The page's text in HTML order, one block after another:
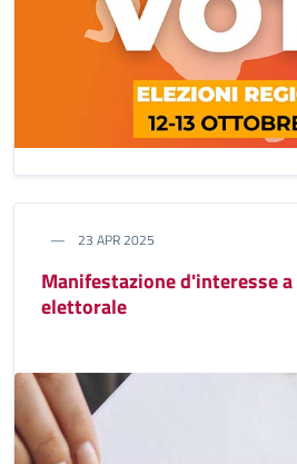
23 APR 2025
Manifestazione d'interesse
elettorale